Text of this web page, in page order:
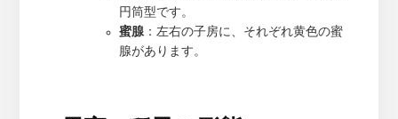
円筒型です。
蜜腺：左右の子房に、それぞれ黄色の蜜
腺があります。